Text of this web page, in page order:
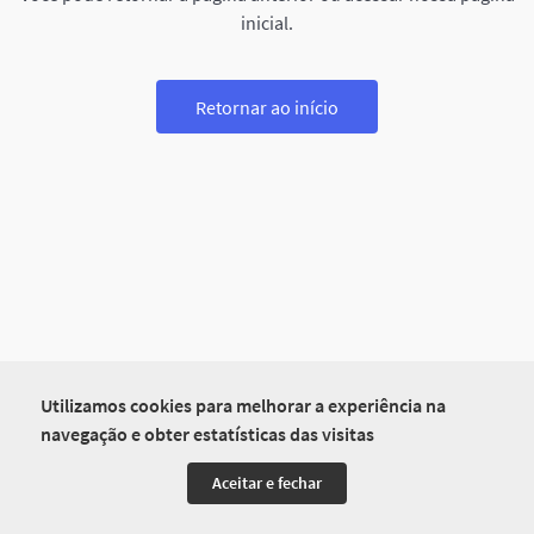
Utilizamos cookies para melhorar a experiência na
navegação e obter estatísticas das visitas
Aceitar e fechar
inicial.
Retornar ao início